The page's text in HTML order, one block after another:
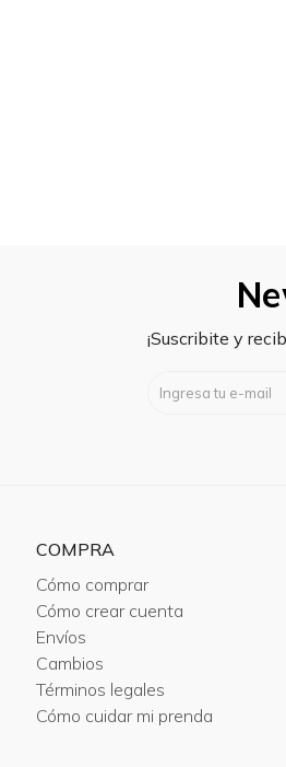
¡Suscribite y
COMPRA
Cómo comprar
Cómo crear cuenta
Envíos
Cambios
Términos legales
Cómo cuidar mi prenda